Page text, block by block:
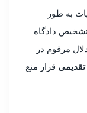
به طور
دادگاه
مرقوم در
تقدیمی قرار منع